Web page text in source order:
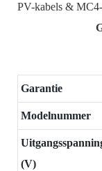
PV-kabels &
Garantie
Modelnummer
(V)